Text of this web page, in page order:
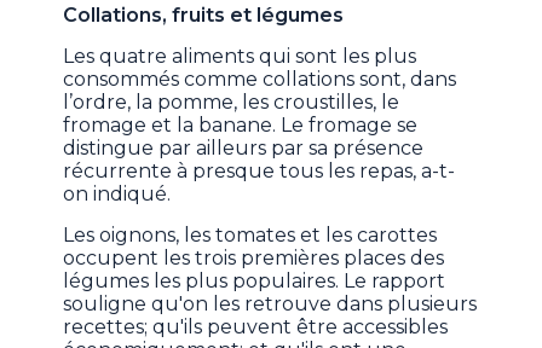
Collations, fruits et légumes
Les quatre aliments qui sont les plus
consommés comme collations sont, dans
l’ordre, la pomme, les croustilles, le
fromage et la banane. Le fromage se
distingue par ailleurs par sa présence
récurrente à presque tous les repas, a-t-
on indiqué.
Les oignons, les tomates et les carottes
occupent les trois premières places des
légumes les plus populaires. Le rapport
souligne qu'on les retrouve dans plusieurs
recettes; qu'ils peuvent être accessibles